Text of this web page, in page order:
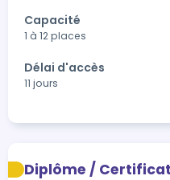
Capacité
1 à 12 places
Délai d'accès
11 jours
Diplôme /